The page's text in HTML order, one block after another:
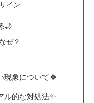
イン
🌙
ぜ？
現象について🍀
ル的な対処法✨